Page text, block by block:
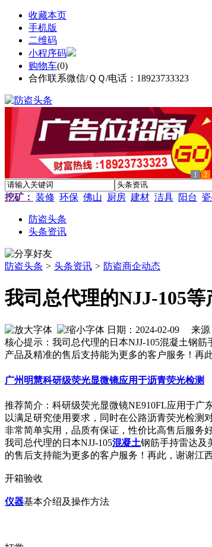
收藏本页
手机版
二维码
小程序码
购物车(0)
合作联系微信/ＱＱ/电话：18923733323
1 2
挖矿： 装修 环保 佛山 厨房 建材 洁具 阳台
防盗头条
头条资讯
防盗头条 > 头条资讯 > 防盗商企动态
我司总代理的NJJ-105
日期：2024-02-09 来源
核心提示：我司总代理的日本NJJ-105混凝土钢
产品及精准的售后支持能为
广州明慧科研级荧光显微镜应用于沥青荧光检测
推荐简介：科研级荧光显微镜NE910FL应用于
以满足研究使用要求，同时在公路沥青荧光检
非常简单实用，品质有保证，性价比高售后服务
我司总代理的日本NJJ-105混凝土钢筋手持雷达及
的售后支持能为更多的客户服务！再此，谢谢江
开箱验收
仪器基本介绍及操作方法